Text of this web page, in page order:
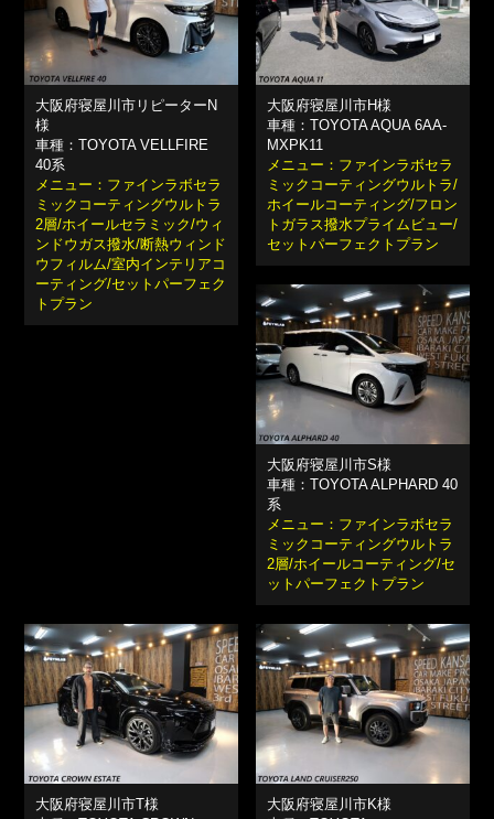
大阪府寝屋川市リピーターN
様
車種：TOYOTA VELLFIRE
40系
メニュー：ファインラボセラ
ミックコーティングウルトラ
2層/ホイールセラミック/ウィ
ンドウガス撥水/断熱ウィンド
ウフィルム/室内インテリアコ
ーティング/セットパーフェク
トプラン
大阪府寝屋川市H様
車種：TOYOTA AQUA 6AA-
MXPK11
メニュー：ファインラボセラ
ミックコーティングウルトラ/
ホイールコーティング/フロン
トガラス撥水プライムビュー/
セットパーフェクトプラン
大阪府寝屋川市S様
車種：TOYOTA ALPHARD 40
系
メニュー：ファインラボセラ
ミックコーティングウルトラ
2層/ホイールコーティング/セ
ットパーフェクトプラン
大阪府寝屋川市T様
大阪府寝屋川市K様